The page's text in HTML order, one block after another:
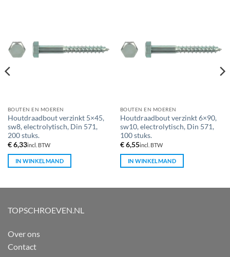
BOUTEN EN MOEREN
Houtdraadbout verzinkt 5×45,
sw8, electrolytisch, Din 571,
200 stuks.
€6,33incl. BTW
IN WINKELMAND
BOUTEN EN MOEREN
Houtdraadbout verzinkt 6×90,
sw10, electrolytisch, Din 571,
100 stuks.
€6,55incl. BTW
IN WINKELMAND
TOPSCHROEVEN.NL
Over ons
Contact